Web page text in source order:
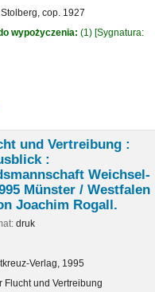
cop. 1927
wypożyczenia: (1) Sygnatura:
und Vertreibung :
:
Weichsel-
Münster / Westfalen
Joachim Rogall.
druk
Verlag, 1995
Flucht und Vertreibung